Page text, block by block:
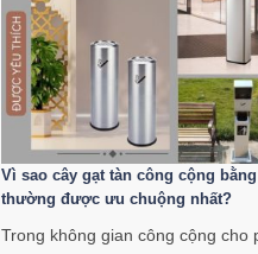
Vì sao cây gạt tàn công cộng
thường được ưu chuộng nhất?
Trong không gian công cộng cho